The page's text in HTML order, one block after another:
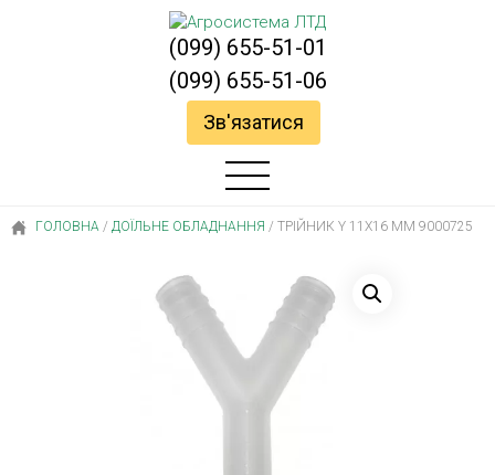
(099) 655-51-01
(099) 655-51-06
Зв'язатися
ГОЛОВНА / ДОЇЛЬНЕ ОБЛАДНАННЯ / ТРІЙНИК Y 11X16 ММ 9000725